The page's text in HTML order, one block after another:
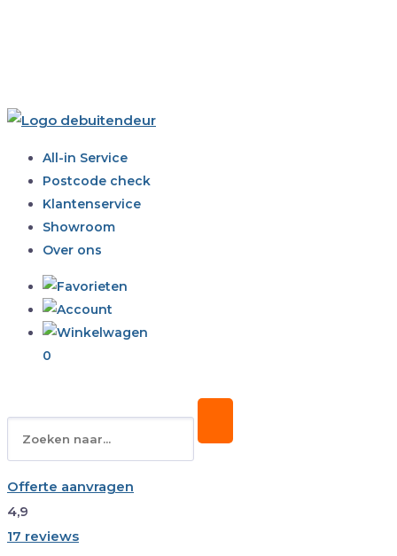
All-in Service
Postcode check
Klantenservice
Showroom
Over ons
0
Offerte aanvragen
4,9
17 reviews